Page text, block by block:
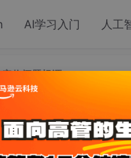
AI学习入门 人工
位问题根源
管理：快速定